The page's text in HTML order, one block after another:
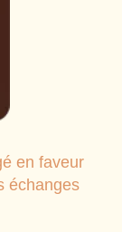
en faveur
échanges